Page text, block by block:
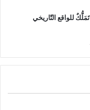
للواقع التّاريخي